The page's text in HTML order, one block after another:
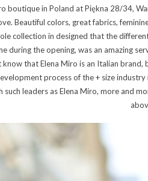
boutique in Poland at Piękna 28/34,
Beautiful colors, great fabrics,
collection in designed that the
during the opening, was an amazing
know that Elena Miro is an Italian
process of the + size
such leaders as Elena Miro, more and